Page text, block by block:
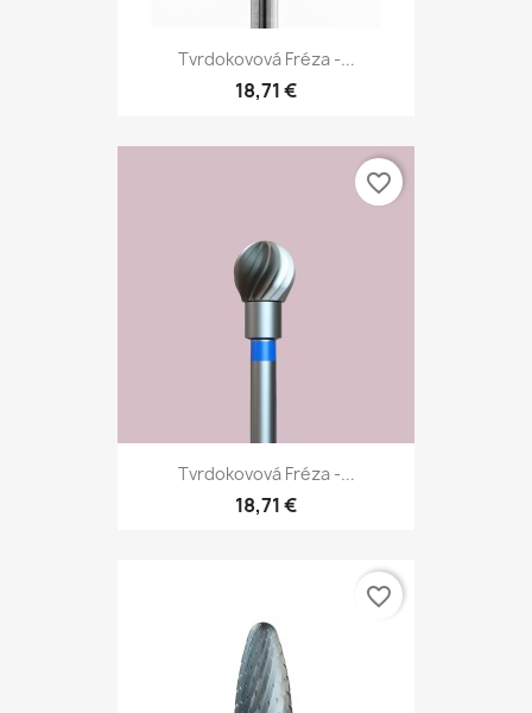
Tvrdokovová Fréza -...
18,71 €
Tvrdokovová Fréza -...
18,71 €
favorite_border
favorite_border